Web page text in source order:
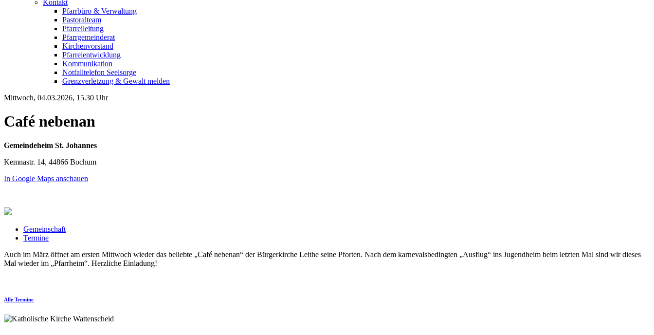
Kontakt
Pfarrbüro & Verwaltung
Pastoralteam
Pfarreileitung
Pfarrgemeinderat
Kirchenvorstand
Pfarreientwicklung
Kommunikation
Notfalltelefon Seelsorge
Grenzverletzung & Gewalt melden
Mittwoch, 04.03.2026, 15.30 Uhr
Café nebenan
Gemeindeheim St. Johannes
Kemnastr. 14, 44866 Bochum
In Google Maps anschauen
Gemeinschaft
Termine
Auch im März öffnet am ersten Mittwoch wieder das beliebte „Café nebenan“ der Bürgerkirche Leithe seine Pforten. Nach dem karnevalsbedingten „Ausflug“ ins Jugendheim beim letzten Mal sind wir dieses
Mal wieder im „Pfarrheim“. Herzliche Einladung!
Alle Termine